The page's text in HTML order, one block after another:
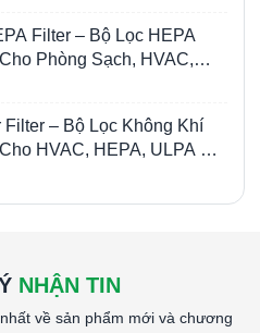
Filter – Bộ Lọc HEPA
Phòng Sạch, HVAC,
Máy
Filter – Bộ Lọc Không Khí
HVAC, HEPA, ULPA &
NHẬN TIN
về sản phẩm mới và chương